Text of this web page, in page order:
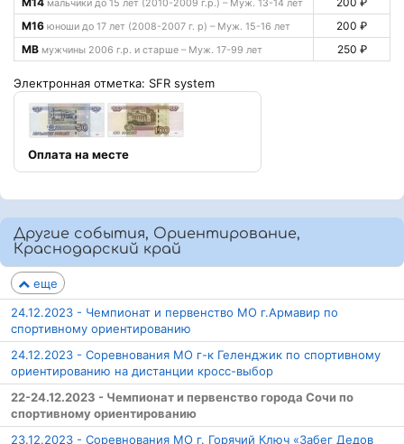
мальчики до 15 лет (2010-2009 г.р.) – Муж. 13-14 лет
М16 юноши до 17 лет (2008-2007 г. р) – Муж. 15-16 лет
200 ₽
МВ мужчины 2006 г.р. и старше – Муж. 17-99 лет 250 ₽
Электронная отметка: SFR system
Оплата на месте
Другие события, Ориентирование,
Краснодарский край
еще
24.12.2023 - Чемпионат и первенство МО г.Армавир по
спортивному ориентированию
24.12.2023 - Соревнования МО г-к Геленджик по спортивному
ориентированию на дистанции кросс-выбор
22-24.12.2023 - Чемпионат и первенство города Сочи по
спортивному ориентированию
23.12.2023 - Соревнования МО г. Горячий Ключ «Забег Дедов